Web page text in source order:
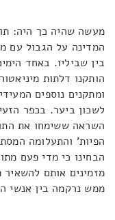
מעשה שהיה כך היה:
המדינה על הגבול עם
בין שביליו. באחד
הותקנו דלתות
ומתקנים נוספים
לשכון ביער. בכפר
השראה ששימחו את
הפיות' והתעלומה
הבחינו כי מדי פעם
מזמינים אותם
ממש נרקמה בין אנשי